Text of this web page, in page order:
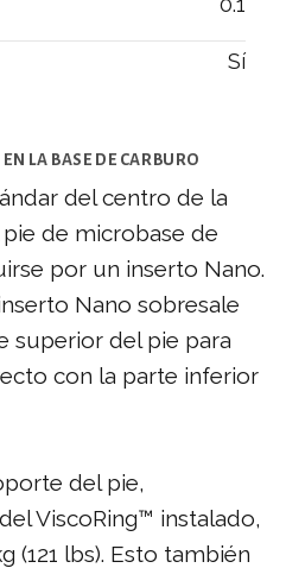
Sí
LA BASE DE CARBURO
del centro de la
de microbase de
por un inserto Nano.
Nano sobresale
superior del pie para
con la parte inferior
del pie,
ViscoRing™ instalado,
(121 lbs). Esto también